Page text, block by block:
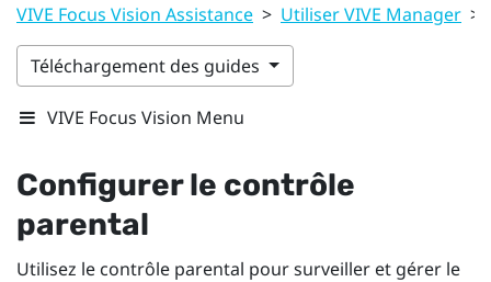
VIVE Focus Vision Assistance > Utiliser VIVE Manager >
Téléchargement des guides
VIVE Focus Vision Menu
Configurer le contrôle
parental
Utilisez le contrôle parental pour surveiller et gérer le